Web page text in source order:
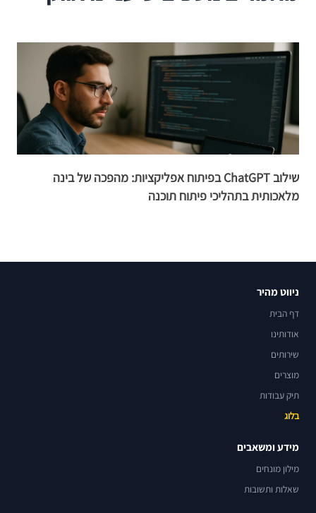
שילוב ChatGPT בפיתוח אפליקציות: מהפכה של בינה
מלאכותית בתהליכי פיתוח תוכנה
ניווט מהיר
דף הבית
אודותינו
שירותים
מוצרים
תיק עבודות
בלוג
מידע ומשאבים
מילון מונחים
שאלות ותשובות